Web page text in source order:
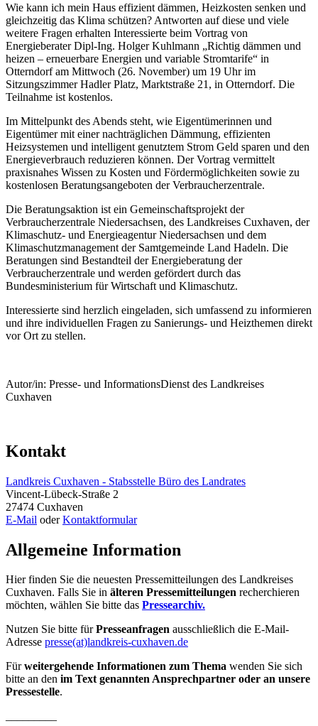
Wie kann ich mein Haus effizient dämmen, Heizkosten senken und
gleichzeitig das Klima schützen? Antworten auf diese und viele
weitere Fragen erhalten Interessierte beim Vortrag von
Energieberater Dipl-Ing. Holger Kuhlmann „Richtig dämmen und
heizen – erneuerbare Energien und variable Stromtarife“ in
Otterndorf am Mittwoch (26. November) um 19 Uhr im
Sitzungszimmer Hadler Platz, Marktstraße 21, in Otterndorf. Die
Teilnahme ist kostenlos.
Im Mittelpunkt des Abends steht, wie Eigentümerinnen und
Eigentümer mit einer nachträglichen Dämmung, effizienten
Heizsystemen und intelligent genutztem Strom Geld sparen und den
Energieverbrauch reduzieren können. Der Vortrag vermittelt
praxisnahes Wissen zu Kosten und Fördermöglichkeiten sowie zu
kostenlosen Beratungsangeboten der Verbraucherzentrale.
Die Beratungsaktion ist ein Gemeinschaftsprojekt der
Verbraucherzentrale Niedersachsen, des Landkreises Cuxhaven, der
Klimaschutz- und Energieagentur Niedersachsen und dem
Klimaschutzmanagement der Samtgemeinde Land Hadeln. Die
Beratungen sind Bestandteil der Energieberatung der
Verbraucherzentrale und werden gefördert durch das
Bundesministerium für Wirtschaft und Klimaschutz.
Interessierte sind herzlich eingeladen, sich umfassend zu informieren
und ihre individuellen Fragen zu Sanierungs- und Heizthemen direkt
vor Ort zu stellen.
Autor/in: Presse- und InformationsDienst des Landkreises
Cuxhaven
Kontakt
Landkreis Cuxhaven - Stabsstelle Büro des Landrates
Vincent-Lübeck-Straße 2
27474 Cuxhaven
E-Mail oderKontaktformular
Allgemeine Information
Hier finden Sie die neuesten Pressemitteilungen des Landkreises
Cuxhaven. Falls Sie in älteren Pressemitteilungen recherchieren
möchten, wählen Sie bitte das Pressearchiv.
Nutzen Sie bitte fürPresseanfragen ausschließlich die E-Mail-
Adresse presse(at)landkreis-cuxhaven.de
Fürweitergehende Informationen zum Thema wenden Sie sich
bitte an den im Text genannten Ansprechpartner oder an unsere
Pressestelle.